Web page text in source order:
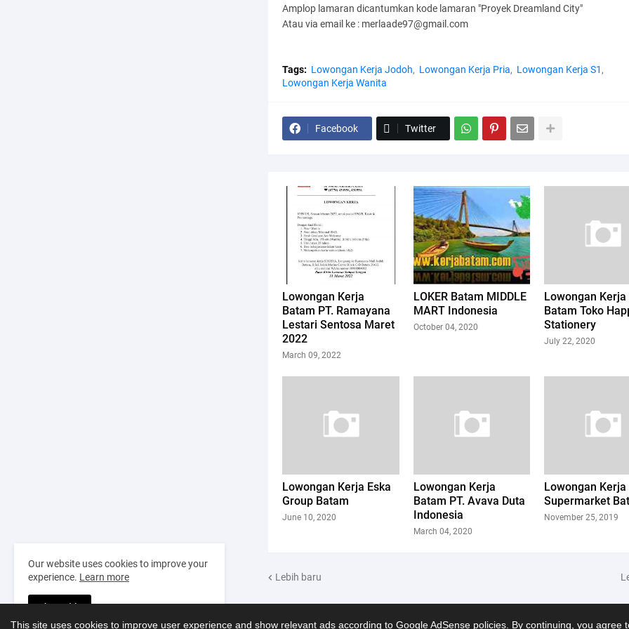
Amplop lamaran dicantumkan kode lamaran "Proyek Dreamland City"
Atau via email ke : merlaade97@gmail.com
Tags: Lowongan Kerja Jodoh Lowongan Kerja Pria
Lowongan Kerja S1
Lowongan Kerja Wanita
Facebook Twitter
Lowongan Kerja
Batam PT. Ramayana
Lestari Sentosa Maret
2022
March 09, 2022
LOKER Batam MIDDLE
MART Indonesia
October 04, 2020
Lowongan Kerja
Batam Toko
Stationery
July 22, 2020
Lowongan Kerja Eska
Group Batam
June 10, 2020
Lowongan Kerja
Batam PT. Avava Duta
Indonesia
March 04, 2020
Lowongan Kerja
Supermarket
November 25, 2019
Lebih baru
Design byTemplateify | forKerjabatam.com Home
Our website uses cookies to improve your
experience. Learn more
Accept !
This site uses cookies to improve user experience and show relevant ads according to Google AdSense policies. By continuing, you agree